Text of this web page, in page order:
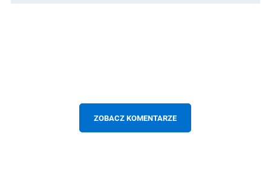
ZOBACZ KOMENTARZE